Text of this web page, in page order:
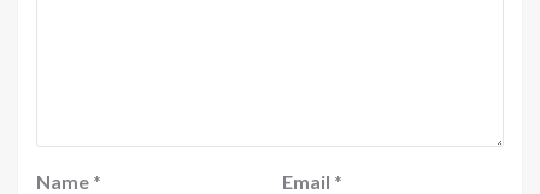
Name * Email *